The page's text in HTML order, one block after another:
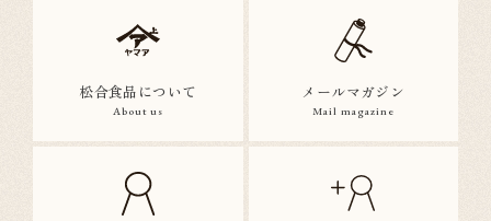
松合食品について
About us
メールマガジン
Mail magazine